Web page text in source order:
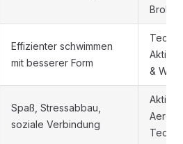
Effizienter schwimmen
mit besserer Form
Aktive
&
Spaß, Stressabbau,
soziale Verbindung
Aktive